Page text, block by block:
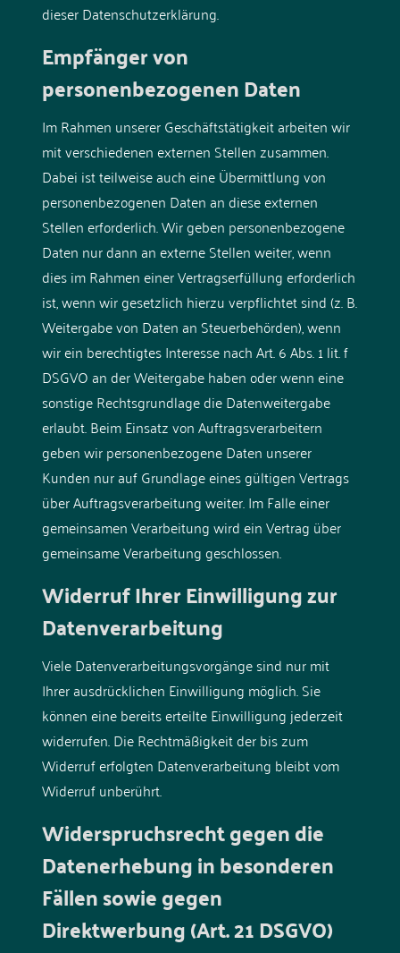
dieser Datenschutzerklärung.
Empfänger von
personenbezogenen Daten
Im Rahmen unserer Geschäftstätigkeit arbeiten wir
mit verschiedenen externen Stellen zusammen.
Dabei ist teilweise auch eine Übermittlung von
personenbezogenen Daten an diese externen
Stellen erforderlich. Wir geben personenbezogene
Daten nur dann an externe Stellen weiter, wenn
dies im Rahmen einer Vertragserfüllung erforderlich
ist, wenn wir gesetzlich hierzu verpflichtet sind (z. B.
Weitergabe von Daten an Steuerbehörden), wenn
wir ein berechtigtes Interesse nach Art. 6 Abs. 1 lit. f
DSGVO an der Weitergabe haben oder wenn eine
sonstige Rechtsgrundlage die Datenweitergabe
erlaubt. Beim Einsatz von Auftragsverarbeitern
geben wir personenbezogene Daten unserer
Kunden nur auf Grundlage eines gültigen Vertrags
über Auftragsverarbeitung weiter. Im Falle einer
gemeinsamen Verarbeitung wird ein Vertrag über
gemeinsame Verarbeitung geschlossen.
Widerruf Ihrer Einwilligung zur
Datenverarbeitung
Viele Datenverarbeitungsvorgänge sind nur mit
Ihrer ausdrücklichen Einwilligung möglich. Sie
können eine bereits erteilte Einwilligung jederzeit
widerrufen. Die Rechtmäßigkeit der bis zum
Widerruf erfolgten Datenverarbeitung bleibt vom
Widerruf unberührt.
Widerspruchsrecht gegen die
Datenerhebung in besonderen
Fällen sowie gegen
Direktwerbung (Art. 21 DSGVO)